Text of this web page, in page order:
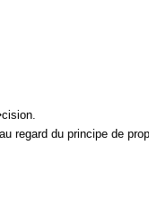
regard du principe de